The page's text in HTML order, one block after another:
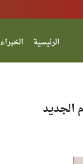
الرئيسية الخبراء